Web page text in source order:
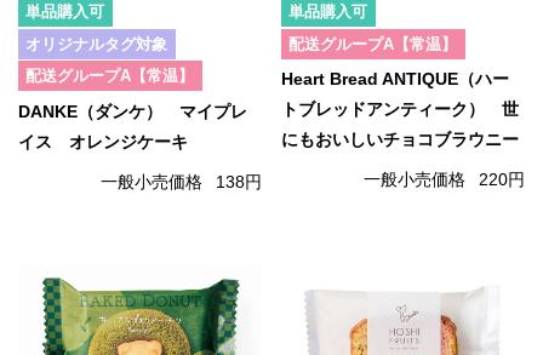
単品購入可
オリジナルタグ対象
配送グループA【常温】
DANKE（ダンケ） マイプレ
イス オレンジケーキ
一般小売価格 138円
単品購入可
配送グループA【常温】
Heart Bread ANTIQUE（ハー
トブレッドアンティーク） 世
にもおいしいチョコブラウニー
一般小売価格 220円